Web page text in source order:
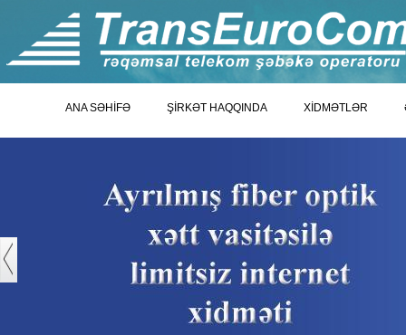
ANA SƏHİFƏ ŞİRKƏT HAQQINDA XİDMƏTLƏR